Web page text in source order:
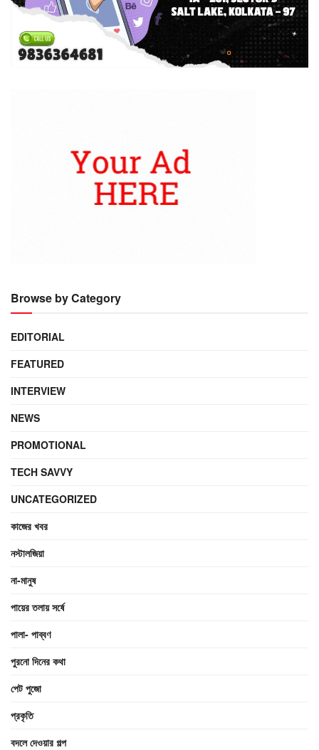
Browse by Category
EDITORIAL
FEATURED
INTERVIEW
NEWS
PROMOTIONAL
TECH SAVVY
UNCATEGORIZED
কাজের খবর
নস্টালজিয়া
না-মানুষ
পায়ের তলায় সর্ষে
পালা- পাব্বণ
পুরনো দিনের কথা
পেট পুজো
প্রকৃতি
বদলে দেওয়ার গল্প